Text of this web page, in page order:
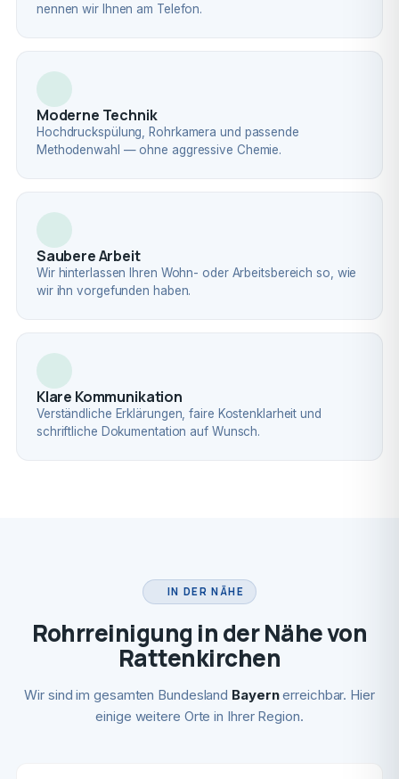
nennen wir Ihnen am Telefon.
Moderne Technik
Hochdruckspülung, Rohrkamera und passende
Methodenwahl — ohne aggressive Chemie.
Saubere Arbeit
Wir hinterlassen Ihren Wohn- oder Arbeitsbereich so, wie
wir ihn vorgefunden haben.
Klare Kommunikation
Verständliche Erklärungen, faire Kostenklarheit und
schriftliche Dokumentation auf Wunsch.
IN DER NÄHE
Rohrreinigung in der Nähe von
Rattenkirchen
Wir sind im gesamten Bundesland Bayernerreichbar. Hier
einige weitere Orte in Ihrer Region.